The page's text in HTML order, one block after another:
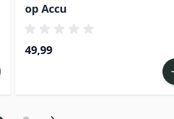
op Accu
49,99